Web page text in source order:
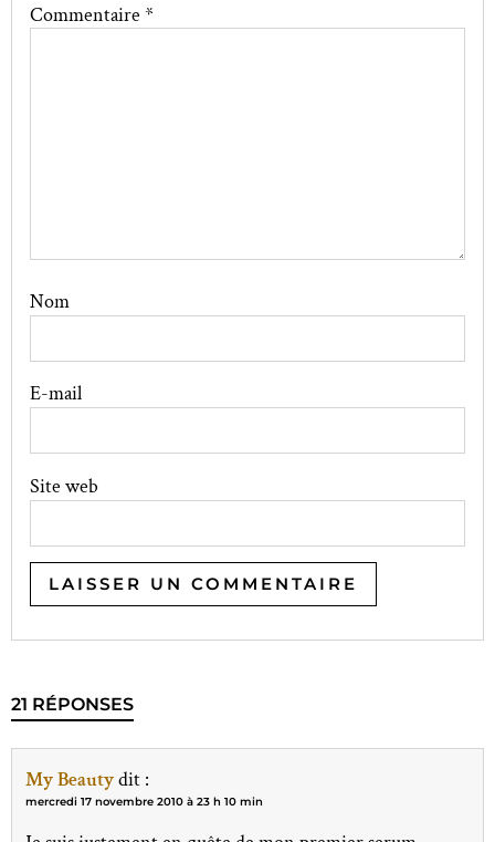
Commentaire *
Nom
E-mail
Site web
21 RÉPONSES
My Beautydit :
mercredi 17 novembre 2010 à 23 h 10 min